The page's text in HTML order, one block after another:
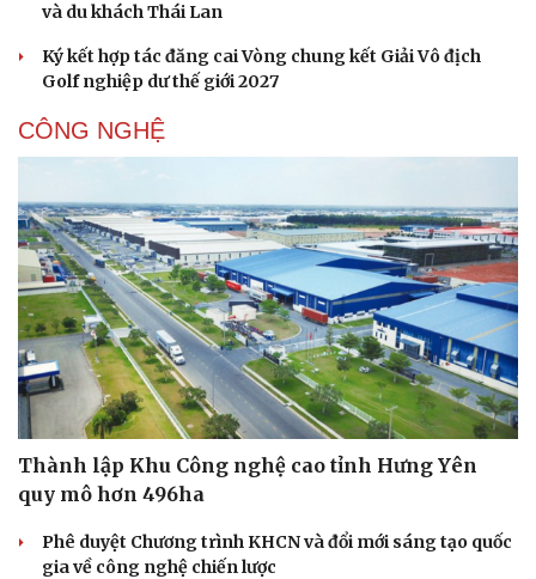
và du khách Thái Lan
Ký kết hợp tác đăng cai Vòng chung kết Giải Vô địch
Golf nghiệp dư thế giới 2027
CÔNG NGHỆ
Thành lập Khu Công nghệ cao tỉnh Hưng Yên
quy mô hơn 496ha
Phê duyệt Chương trình KHCN và đổi mới sáng tạo quốc
gia về công nghệ chiến lược